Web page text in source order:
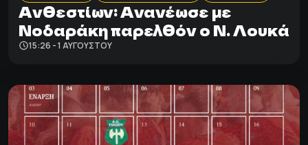
Ανθεστίων: Aνανέωσε με
Νοδαράκη παρελθόν ο Ν. Λουκά
15:26 - 1 ΑΥΓΟΎΣΤΟΥ